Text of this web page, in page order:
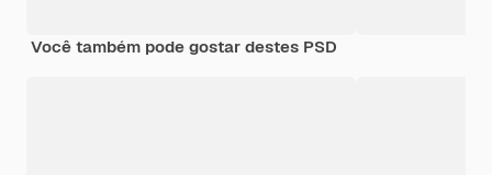
Você também pode gostar destes PSD